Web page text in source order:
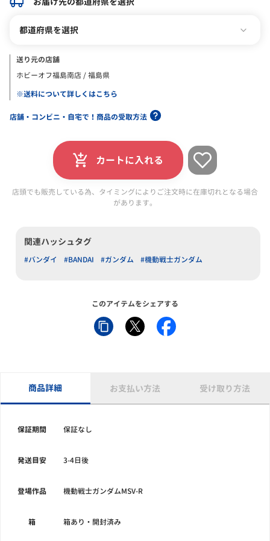
都道府県を選択
送り元の店舗
ホビーオフ福島南店 / 福島県
※送料について詳しくはこちら
店舗・コンビニ・自宅で！商品の受取方法
カートに入れる
店頭でも販売している為、タイミングによりご注文時に在庫切れとなる場合
があります。
関連ハッシュタグ
#バンダイ #BANDAI #ガンダム #機動戦士ガンダム
このアイテムをシェアする
商品詳細 お支払い方法 受け取り方法
保証期間 保証なし
発送目安 3-4日後
登場作品 機動戦士ガンダムMSV-R
箱 箱あり・開封済み